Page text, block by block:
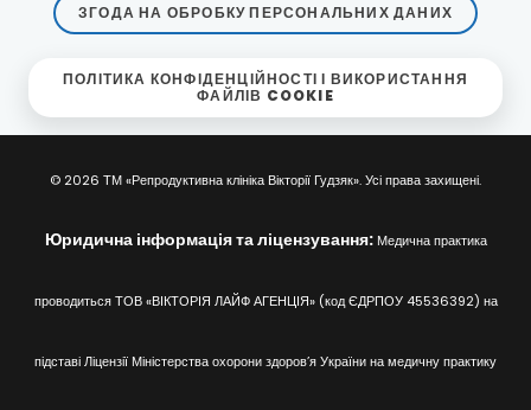
ЗГОДА НА ОБРОБКУ ПЕРСОНАЛЬНИХ ДАНИХ
ПОЛІТИКА КОНФІДЕНЦІЙНОСТІ І ВИКОРИСТАННЯ
ФАЙЛІВ COOKIE
© 2026 ТМ «Репродуктивна клініка Вікторії Гудзяк». Усі права захищені.
Юридична інформація та ліцензування: Медична практика
проводиться ТОВ «ВІКТОРІЯ ЛАЙФ АГЕНЦІЯ» (код ЄДРПОУ 45536392) на
підставі Ліцензії Міністерства охорони здоров’я України на медичну практику